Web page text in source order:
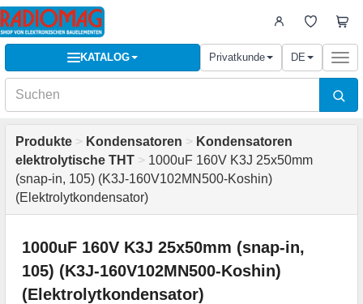
KATALOG Privatkunde DE
Produkte > Kondensatoren > Kondensatoren
elektrolytische THT > 1000uF 160V K3J 25x50mm
(snap-in, 105) (K3J-160V102MN500-Koshin)
(Elektrolytkondensator)
1000uF 160V K3J 25x50mm (snap-in,
105) (K3J-160V102MN500-Koshin)
(Elektrolytkondensator)